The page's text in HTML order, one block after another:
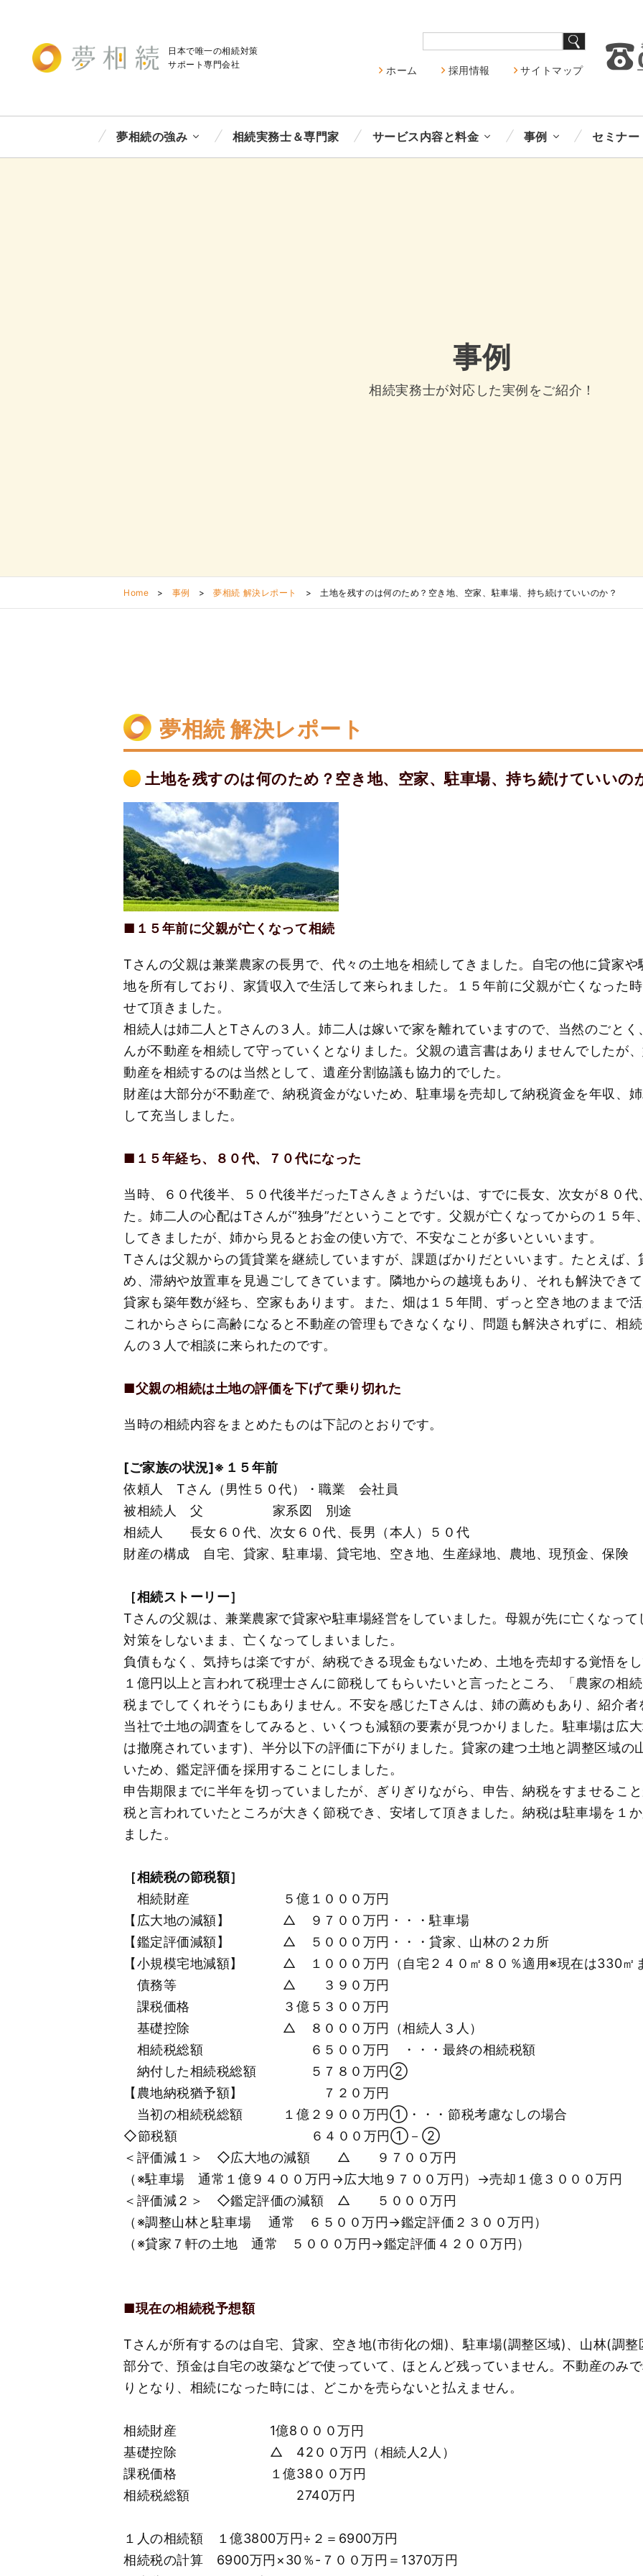
日本で唯一の相続対策
サポート専門会社 ホーム 採用情報 サイトマップ
夢相続の強み 相続実務士＆専門家 サービス内容と料金 事例 セミナー
事例
相続実務士が対応した実例をご紹介！
Home > 事例 > 夢相続 解決レポート > 土地を残すのは何のため？空き地、空家、駐車場、持ち続けていいのか？
夢相続 解決レポート
土地を残すのは何のため？空き地、空家、駐車場、持ち続けていいの
■１５年前に父親が亡くなって相続
Тさんの父親は兼業農家の長男で、代々の土地を相続してきました。自宅の他に貸家
地を所有しており、家賃収入で生活して来られました。１５年前に父親が亡くなった
せて頂きました。
相続人は姉二人とТさんの３人。姉二人は嫁いで家を離れていますので、当然のごと
んが不動産を相続して守っていくとなりました。父親の遺言書はありませんでしたが
動産を相続するのは当然として、遺産分割協議も協力的でした。
財産は大部分が不動産で、納税資金がないため、駐車場を売却して納税資金を年収、
して充当しました。
■１５年経ち、８０代、７０代になった
当時、６０代後半、５０代後半だったТさんきょうだいは、すでに長女、次女が８０
た。姉二人の心配はТさんが“独身”だということです。父親が亡くなってからの１５
してきましたが、姉から見るとお金の使い方で、不安なことが多いといいます。
Тさんは父親からの賃貸業を継続していますが、課題ばかりだといいます。たとえば
め、滞納や放置車を見過ごしてきています。隣地からの越境もあり、それも解決できて
貸家も築年数が経ち、空家もあります。また、畑は１５年間、ずっと空き地のままで活
これからさらに高齢になると不動産の管理もできなくなり、問題も解決されずに、相
んの３人で相談に来られたのです。
■父親の相続は土地の評価を下げて乗り切れた
当時の相続内容をまとめたものは下記のとおりです。
[ご家族の状況]※１５年前
依頼人 Тさん（男性５０代）・職業 会社員
被相続人 父 家系図 別途
相続人 長女６０代、次女６０代、長男（本人）５０代
財産の構成 自宅、貸家、駐車場、貸宅地、空き地、生産緑地、農地、現預金、保険
［相続ストーリー］
Тさんの父親は、兼業農家で貸家や駐車場経営をしていました。母親が先に亡くなっ
対策をしないまま、亡くなってしまいました。
負債もなく、気持ちは楽ですが、納税できる現金もないため、土地を売却する覚悟を
１億円以上と言われて税理士さんに節税してもらいたいと言ったところ、「農家の相
税までしてくれそうにもありません。不安を感じたТさんは、姉の薦めもあり、紹介者
当社で土地の調査をしてみると、いくつも減額の要素が見つかりました。駐車場は広
は撤廃されています)、半分以下の評価に下がりました。貸家の建つ土地と調整区域の
いため、鑑定評価を採用することにしました。
申告期限までに半年を切っていましたが、ぎりぎりながら、申告、納税をすませるこ
税と言われていたところが大きく節税でき、安堵して頂きました。納税は駐車場を１
ました。
［相続税の節税額］
相続財産 ５億１０００万円
【広大地の減額】 △ ９７００万円・・・駐車場
【鑑定評価減額】 △ ５０００万円・・・貸家、山林の２カ所
【小規模宅地減額】 △ １０００万円（自宅２４０㎡８０％適用※現在は330㎡ま
債務等 △ ３９０万円
課税価格 ３億５３００万円
基礎控除 △ ８０００万円（相続人３人）
相続税総額 ６５００万円 ・・・最終の相続税額
納付した相続税総額 ５７８０万円②
【農地納税猶予額】 ７２０万円
当初の相続税総額 １億２９００万円①・・・節税考慮なしの場合
◇節税額 ６４００万円①－②
＜評価減１＞ ◇広大地の減額 △ ９７００万円
（※駐車場 通常１億９４００万円→広大地９７００万円）→売却１億３０００万円
＜評価減２＞ ◇鑑定評価の減額 △ ５０００万円
（※調整山林と駐車場 通常 ６５００万円→鑑定評価２３００万円）
（※貸家７軒の土地 通常 ５０００万円→鑑定評価４２００万円）
■現在の相続税予想額
Тさんが所有するのは自宅、貸家、空き地(市街化の畑)、駐車場(調整区域)、山林(調
部分で、預金は自宅の改築などで使っていて、ほとんど残っていません。不動産のみ
りとなり、相続になった時には、どこかを売らないと払えません。
相続財産 1億8０００万円
基礎控除 △ 42００万円（相続人2人）
課税価格 １億38００万円
相続税総額 2740万円
１人の相続額 １億3800万円÷２＝6900万円
相続税の計算 6900万円×30％-７００万円＝1370万円